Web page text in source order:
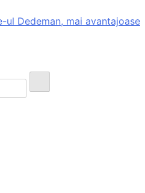
ul Dedeman, mai avantajoase